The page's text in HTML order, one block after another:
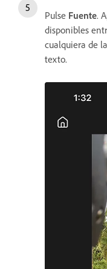
Pulse Fuente.
disponibles
cualquiera de
texto.